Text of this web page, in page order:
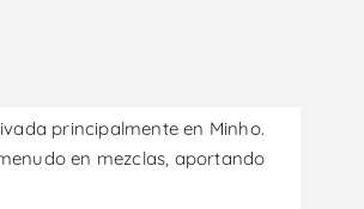
principalmente en Minho.
en mezclas, aportando